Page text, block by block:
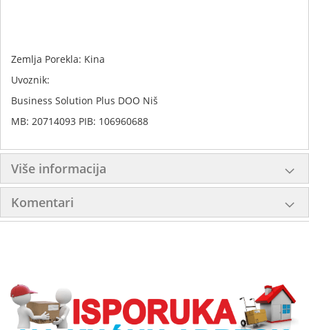
Zemlja Porekla: Kina
Uvoznik:
Business Solution Plus DOO Niš
MB: 20714093 PIB: 106960688
Više informacija
Komentari